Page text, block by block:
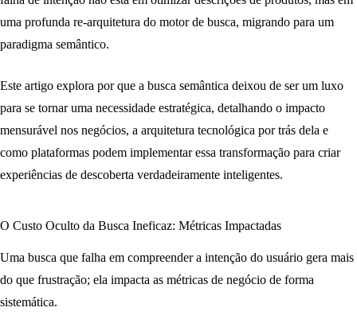
uma profunda re-arquitetura do motor de busca, migrando para um
paradigma semântico.
Este artigo explora por que a busca semântica deixou de ser um luxo
para se tornar uma necessidade estratégica, detalhando o impacto
mensurável nos negócios, a arquitetura tecnológica por trás dela e
como plataformas podem implementar essa transformação para criar
experiências de descoberta verdadeiramente inteligentes.
O Custo Oculto da Busca Ineficaz: Métricas Impactadas
Uma busca que falha em compreender a intenção do usuário gera mais
do que frustração; ela impacta as métricas de negócio de forma
sistemática.